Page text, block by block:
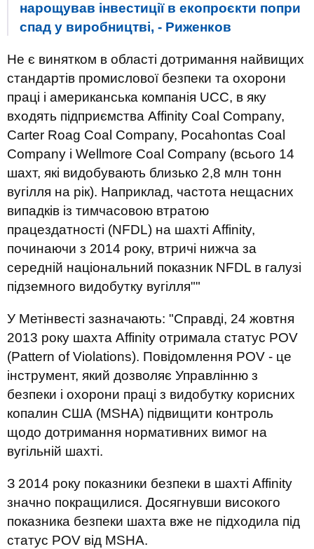
нарощував інвестиції в екопроєкти попри
спад у виробництві, - Риженков
Не є винятком в області дотримання найвищих
стандартів промислової безпеки та охорони
праці і американська компанія UCC, в яку
входять підприємства Affinity Coal Company,
Carter Roag Coal Company, Pocahontas Coal
Company і Wellmore Coal Company (всього 14
шахт, які видобувають близько 2,8 млн тонн
вугілля на рік). Наприклад, частота нещасних
випадків із тимчасовою втратою
працездатності (NFDL) на шахті Affinity,
починаючи з 2014 року, втричі нижча за
середній національний показник NFDL в галузі
підземного видобутку вугілля""
У Метінвесті зазначають: "Справді, 24 жовтня
2013 року шахта Affinity отримала статус POV
(Pattern of Violations). Повідомлення POV - це
інструмент, який дозволяє Управлінню з
безпеки і охорони праці з видобутку корисних
копалин США (MSHA) підвищити контроль
щодо дотримання нормативних вимог на
вугільній шахті.
З 2014 року показники безпеки в шахті Affinity
значно покращилися. Досягнувши високого
показника безпеки шахта вже не підходила під
статус POV від MSHA.